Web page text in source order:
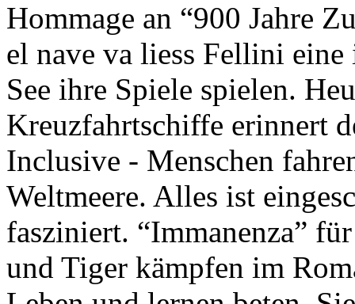
Hommage an “900 Jahre
el nave va liess Fellini
See ihre Spiele spielen.
Kreuzfahrtschiffe erinnert
Inclusive - Menschen
Weltmeere. Alles ist
fasziniert. “Immanenza”
und Tiger kämpfen im